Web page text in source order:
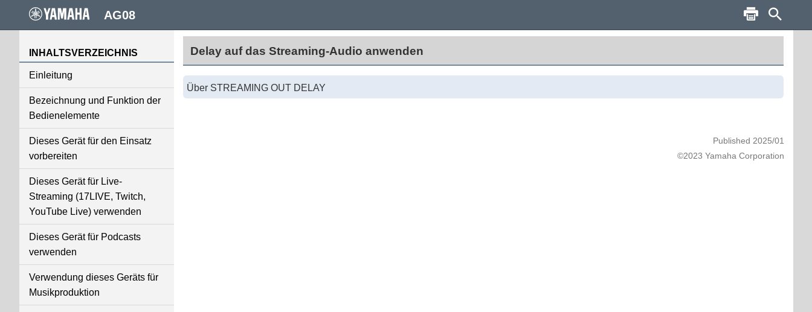
INHALTSVERZEICHNIS
Einleitung
Bezeichnung und Funktion der
Bedienelemente
Dieses Gerät für den Einsatz
vorbereiten
Dieses Gerät für Live-
Streaming (17LIVE, Twitch,
YouTube Live) verwenden
Dieses Gerät für Podcasts
verwenden
Verwendung dieses Geräts für
Musikproduktion
Delay auf das Streaming-Audio anwenden
Über STREAMING OUT DELAY
Published 2025/01
©2023 Yamaha Corporation
AG08